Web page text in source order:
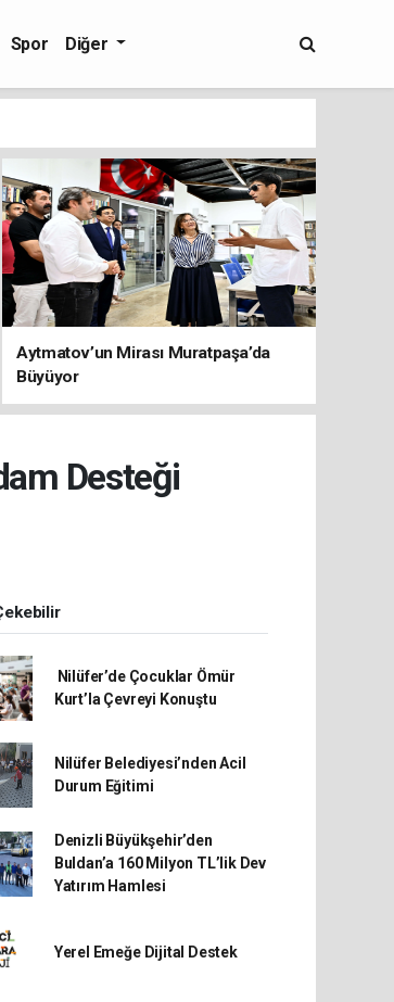
Spor Diğer
Aytmatov’un Mirası Muratpaşa’da
Büyüyor
Desteği
Nilüfer’de Çocuklar Ömür
Kurt’la Çevreyi Konuştu
Nilüfer Belediyesi’nden Acil
Durum Eğitimi
Denizli Büyükşehir’den
Buldan’a 160 Milyon TL’lik Dev
Yatırım Hamlesi
Yerel Emeğe Dijital Destek